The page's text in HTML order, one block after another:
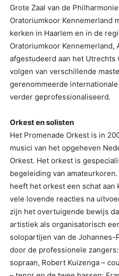
Grote Zaal van de
Oratoriumkoor Kennemerland
kerken in Haarlem en in de
Oratoriumkoor Kennemerland,
afgestudeerd aan het
volgen van verschillende
gerenommeerde
verder geprofessionaliseerd.
Orkest en solisten
Het Promenade Orkest is in
musici van het opgeheven
Orkest. Het orkest is
begeleiding van
heeft het orkest een schat aan
vele lovende reacties na
zijn het overtuigende bewijs
artistiek als organisatorisch
solopartijen van de Johannes-
door de professionele
sopraan, Robert Kuizenga –